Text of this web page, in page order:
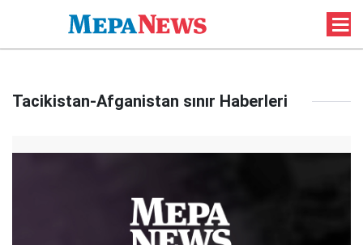
Tacikistan-Afganistan sınır Haberleri